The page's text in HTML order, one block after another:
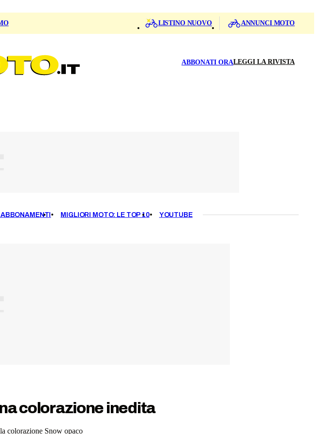
LISTINO NUOVO ANNUNCI MOTO
ABBONATI ORALEGGI LA RIVISTA
MIGLIORI MOTO: LE TOP 10 YOUTUBE
colorazione inedita
colorazione Snow opaco